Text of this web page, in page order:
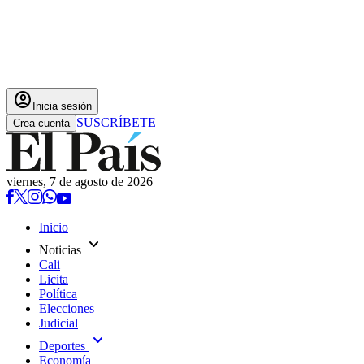
account_circle Inicia sesión
Crea cuenta SUSCRÍBETE
viernes, 7 de agosto de 2026
Inicio
Noticias expand_more
Cali
Licita
Política
Elecciones
Judicial
Deportes expand_more
Economía